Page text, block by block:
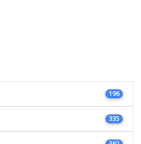
196
335